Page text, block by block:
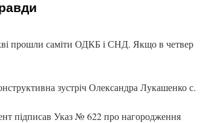
прошли саміти ОДКБ і СНД. Якщо в четвер
зустріч Олександра Лукашенко с.
підписав Указ № 622 про нагородження